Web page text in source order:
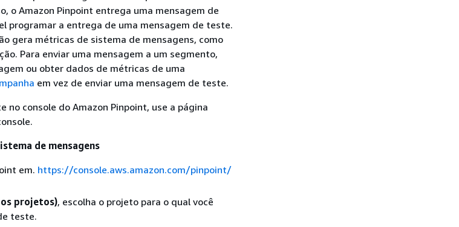
o Amazon Pinpoint entrega uma mensagem de
programar a entrega de uma mensagem de teste.
gera métricas de sistema de mensagens, como
Para enviar uma mensagem a um segmento,
ou obter dados de métricas de uma
em vez de enviar uma mensagem de teste.
no console do Amazon Pinpoint, use a página
de mensagens
em. https://console.aws.amazon.com/pinpoint/
projetos), escolha o projeto para o qual você
teste.